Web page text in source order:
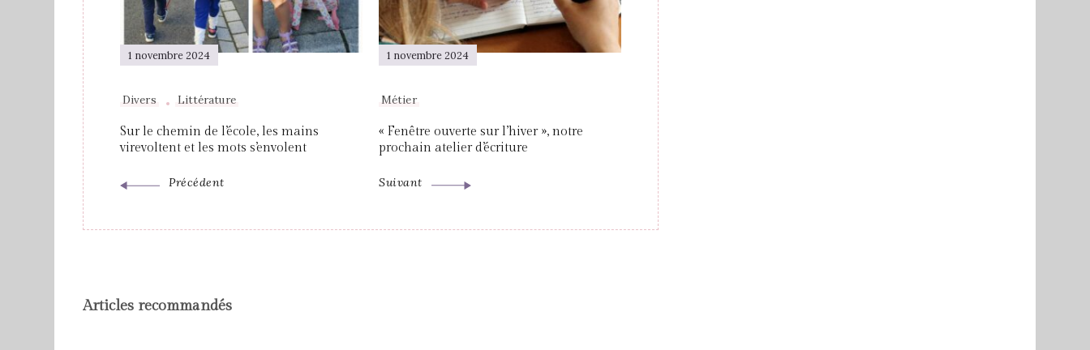
1 novembre 2024
Divers Littérature
Sur le chemin de l’école, les mains
virevoltent et les mots s’envolent
Précédent
1 novembre 2024
Métier
« Fenêtre ouverte sur l’hiver », notre
prochain atelier d’écriture
Suivant
Articles recommandés